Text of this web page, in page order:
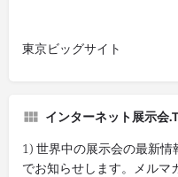
東京ビッグサイト
インターネット展示会
1) 世界中の展示会の最新情
でお知らせします。メルマ